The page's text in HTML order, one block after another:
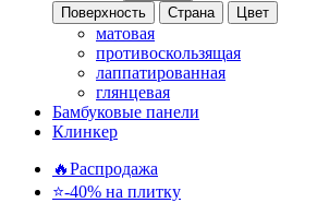
Поверхность
Страна Цвет
матовая
противоскользящая
лаппатированная
глянцевая
Бамбуковые панели
Клинкер
🔥Распродажа
⭐-40% на плитку